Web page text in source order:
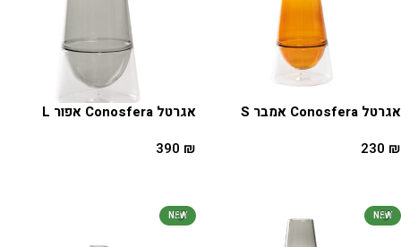
אגרטל Conosfera אמבר S
230 ₪
אגרטל Conosfera אפור L
390 ₪
NEW
NEW